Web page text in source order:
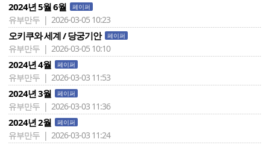
2024년 5월 6월 페이퍼
유부만두 | 2026-03-05 10:23
오키쿠와 세계 / 당궁기안 페이퍼
유부만두 | 2026-03-05 10:10
2024년 4월 페이퍼
유부만두 | 2026-03-03 11:53
2024년 3월 페이퍼
유부만두 | 2026-03-03 11:36
2024년 2월 페이퍼
유부만두 | 2026-03-03 11:24